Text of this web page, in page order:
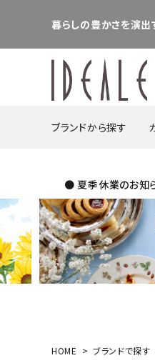
暮らしの豊かさを演出
ブランドから探す
プレー
ポッ
● 夏季休業のお知
HOME ブランドで探す